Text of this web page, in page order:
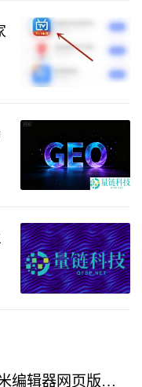
秀米官方网版登录入口-秀米编辑器网页版登录入口